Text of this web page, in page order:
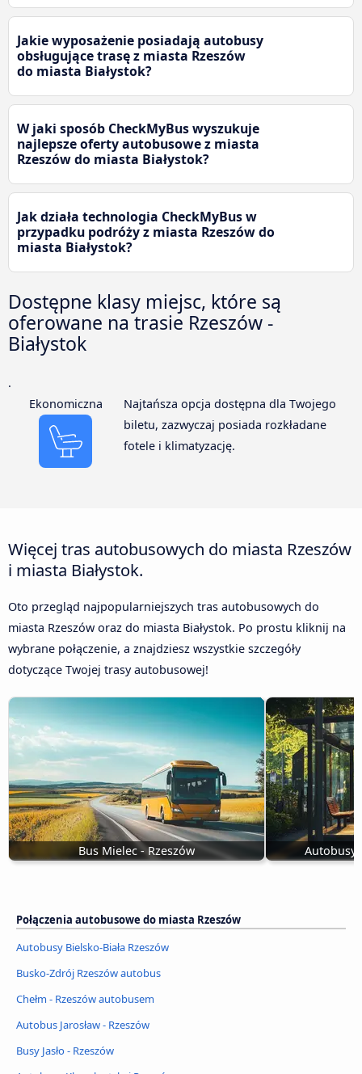
Jakie wyposażenie posiadają autobusy
obsługujące trasę z miasta Rzeszów
do miasta Białystok?
W jaki sposób CheckMyBus wyszukuje
najlepsze oferty autobusowe z miasta
Rzeszów do miasta Białystok?
Jak działa technologia CheckMyBus w
przypadku podróży z miasta Rzeszów do
miasta Białystok?
Dostępne klasy miejsc, które są
oferowane na trasie Rzeszów -
Białystok
.
Ekonomiczna
Najtańsza opcja dostępna dla Twojego
biletu, zazwyczaj posiada rozkładane
fotele i klimatyzację.
Więcej tras autobusowych do miasta Rzeszów
i miasta Białystok.
Oto przegląd najpopularniejszych tras autobusowych do
miasta Rzeszów oraz do miasta Białystok. Po prostu kliknij na
wybrane połączenie, a znajdziesz wszystkie szczegóły
dotyczące Twojej trasy autobusowej!
Bus Mielec - Rzeszów Autobusy
Połączenia autobusowe do miasta Rzeszów
Autobusy Bielsko-Biała Rzeszów
Busko-Zdrój Rzeszów autobus
Chełm - Rzeszów autobusem
Autobus Jarosław - Rzeszów
Busy Jasło - Rzeszów